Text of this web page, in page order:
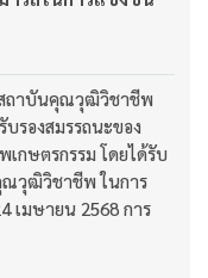
ถาบันคุณวุฒิวิชาชีพ
รองสมรรถนะของ
กษตรกรรม โดยได้รับ
ณวุฒิวิชาชีพ ในการ
เมษายน 2568 การ